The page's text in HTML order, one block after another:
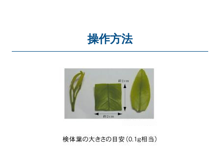
操作方法